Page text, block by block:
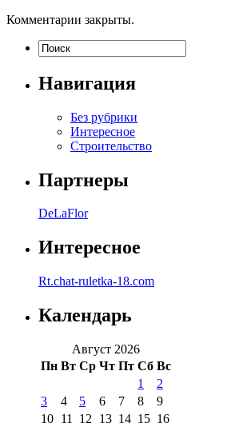
Комментарии закрыты.
Навигация
Без рубрики
Интересное
Строительство
Партнеры
DeLaFlor
Интересное
Rt.chat-ruletka-18.com
Календарь
Август 2026
Пн Вт Ср Чт Пт Сб Вс
1
2
3
4 5 6 7 8
9
10 11 12 13 14 15 16